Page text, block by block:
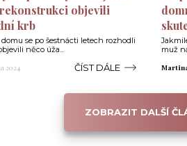
objevili
krb
se po šestnácti letech rozhodli
něco úža...
2024 ČÍST DÁLE
muž
ZOBRAZIT DALŠÍ